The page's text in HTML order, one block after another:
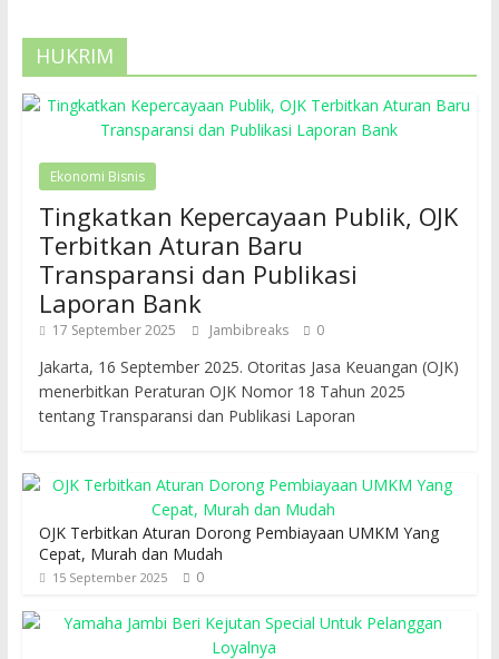
HUKRIM
Ekonomi Bisnis
Tingkatkan Kepercayaan Publik, OJK
Terbitkan Aturan Baru
Transparansi dan Publikasi
Laporan Bank
17 September 2025 Jambibreaks 0
Jakarta, 16 September 2025. Otoritas Jasa Keuangan (OJK)
menerbitkan Peraturan OJK Nomor 18 Tahun 2025
tentang Transparansi dan Publikasi Laporan
OJK Terbitkan Aturan Dorong Pembiayaan UMKM Yang
Cepat, Murah dan Mudah
15 September 2025 0